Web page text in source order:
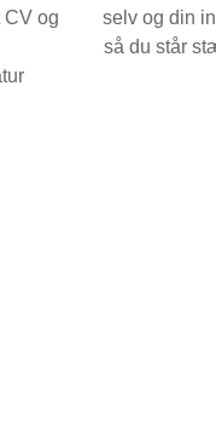
og
selv og din
så du står